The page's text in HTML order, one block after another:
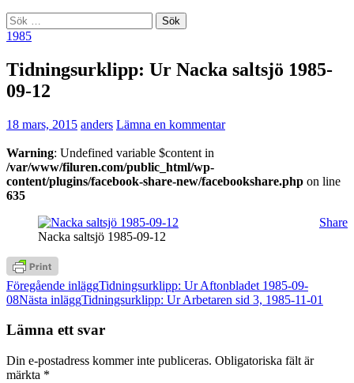
Sök
efter:
1985
Tidningsurklipp: Ur Nacka saltsjö 1985-
09-12
18 mars, 2015 anders Lämna en kommentar
Warning: Undefined variable $content in
/var/www/filuren.com/public_html/wp-
content/plugins/facebook-share-new/facebookshare.php on line
635
Share
Nacka saltsjö 1985-09-12
Inläggsnavigering
Föregående inläggTidningsurklipp: Ur Aftonbladet 1985-09-
08Nästa inläggTidningsurklipp: Ur Arbetaren sid 3, 1985-11-01
Lämna ett svar
Din e-postadress kommer inte publiceras. Obligatoriska fält är
märkta *